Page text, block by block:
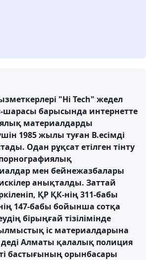
"Hi Tech" жедел
шарасы барысында интернетте
материалдарды
1985 жылы туған В.есімді
Одан рұқсат етілген тінту
мен бейнежазбалары
анықталды. Заттай
ҚР ҚК-нің 311-бабы
147-бабы бойынша сотқа
бірыңғай тізілімінде
іс материалдарына
Алматы қалалық полиция
бастығының орынбасары